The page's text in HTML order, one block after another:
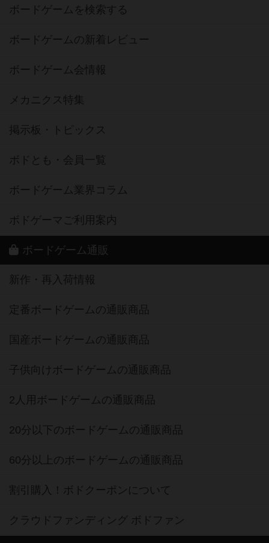
ボードゲームを検索する
ボードゲームの新着レビュー
ボードゲーム会情報
メカニクス特集
掲示板・トピックス
ボドとも・会員一覧
ボードゲーム業界コラム
ボドゲーマご利用案内
ボードゲーム通販
新作・再入荷情報
定番ボードゲームの通販商品
国産ボードゲームの通販商品
子供向けボードゲームの通販商品
2人用ボードゲームの通販商品
20分以下のボードゲームの通販商品
60分以上のボードゲームの通販商品
割引購入！ボドクーポンについて
クラウドファンディング ボドファン